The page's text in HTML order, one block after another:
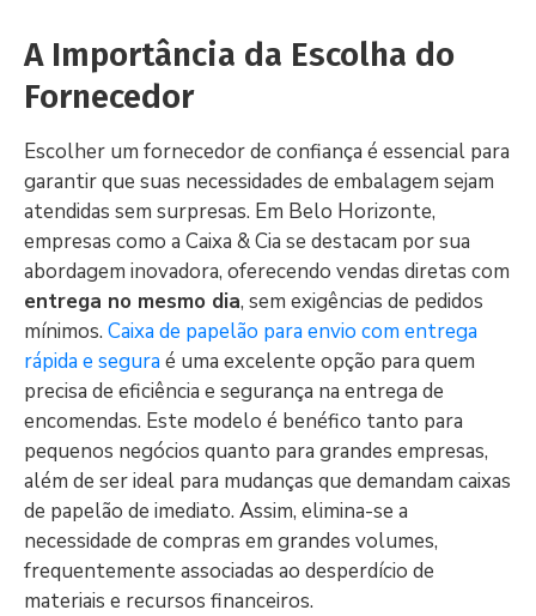
A Importância da Escolha do
Fornecedor
Escolher um fornecedor de confiança é essencial para
garantir que suas necessidades de embalagem sejam
atendidas sem surpresas. Em Belo Horizonte,
empresas como a Caixa & Cia se destacam por sua
abordagem inovadora, oferecendo vendas diretas com
entrega no mesmo dia, sem exigências de pedidos
mínimos. Caixa de papelão para envio com entrega
rápida e seguraé uma excelente opção para quem
precisa de eficiência e segurança na entrega de
encomendas. Este modelo é benéfico tanto para
pequenos negócios quanto para grandes empresas,
além de ser ideal para mudanças que demandam caixas
de papelão de imediato. Assim, elimina-se a
necessidade de compras em grandes volumes,
frequentemente associadas ao desperdício de
materiais e recursos financeiros.